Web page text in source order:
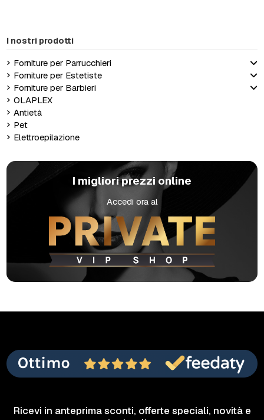
I nostri prodotti
Forniture per Parrucchieri
Forniture per Estetiste
Forniture per Barbieri
OLAPLEX
Antietà
Pet
Elettroepilazione
I migliori prezzi online
Accedi ora al
Ricevi in anteprima sconti, offerte speciali, novità e